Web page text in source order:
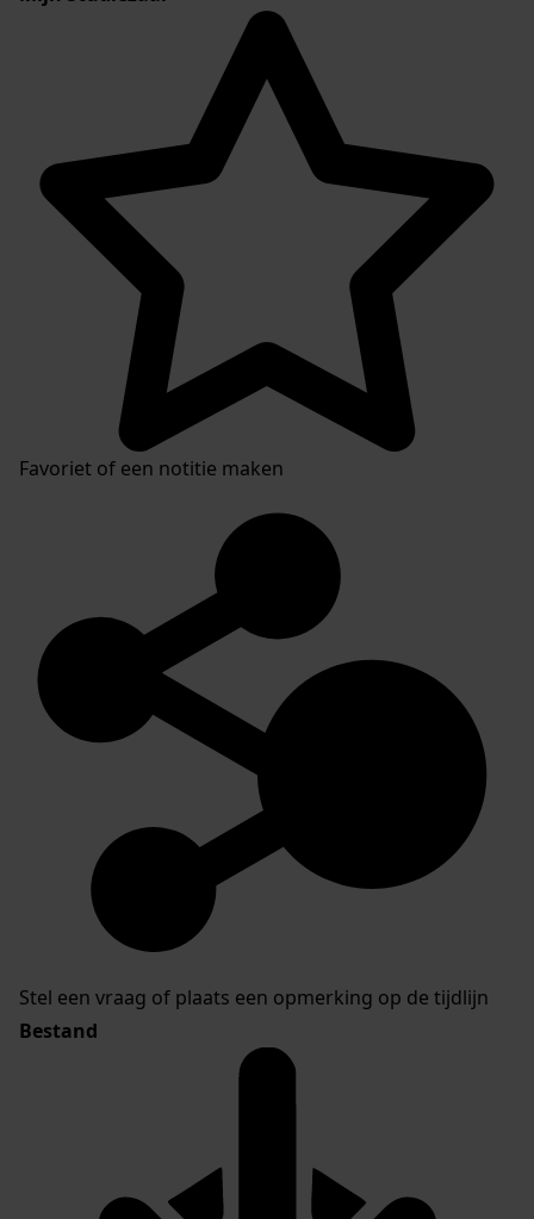
Favoriet of een notitie maken
Stel een vraag of plaats een opmerking op de tijdlijn
Bestand